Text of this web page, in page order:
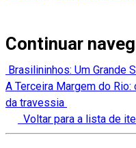
Continuar
Brasilininhos: Um Grande
A Terceira Margem do
da travessia
Voltar para a lista de